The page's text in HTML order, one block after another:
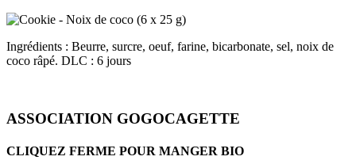
Ingrédients : Beurre, surcre, oeuf, farine, bicarbonate, sel, noix de
coco râpé. DLC : 6 jours
ASSOCIATION GOGOCAGETTE
CLIQUEZ FERME POUR MANGER BIO